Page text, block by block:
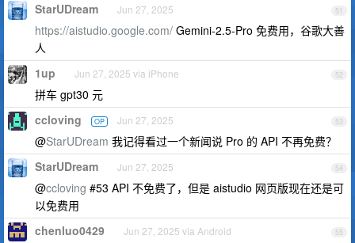
51
StarUDream Jun 27, 2025
https://aistudio.google.com/ Gemini-2.5-Pro 免费用，谷歌大善
人
52
1up Jun 27, 2025 via iPhone
拼车 gpt30 元
53
ccloving OP Jun 27, 2025
@StarUDream 我记得看过一个新闻说 Pro 的 API 不再免费？
54
StarUDream Jun 27, 2025
@ccloving #53 API 不免费了，但是 aistudio 网页版现在还是可
以免费用
55
chenluo0429 Jun 27, 2025 via Android